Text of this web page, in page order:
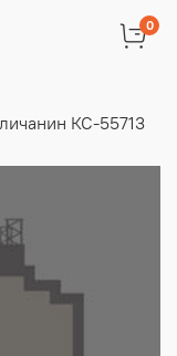
0
КС-55713